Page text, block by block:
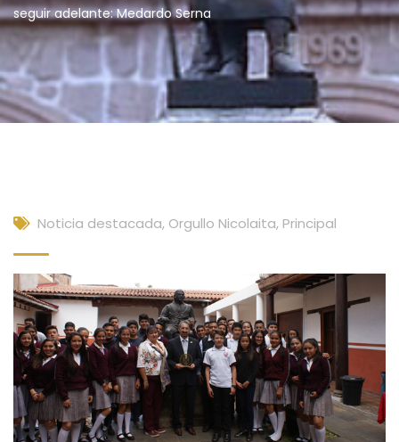
seguir adelante: Medardo Serna
Noticia destacada, Orgullo Nicolaita, Principal